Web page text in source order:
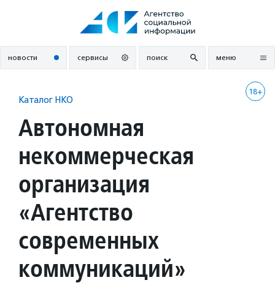
новости сервисы поиск меню
18+
Каталог НКО
Автономная
некоммерческая
организация
«Агентство
современных
коммуникаций»